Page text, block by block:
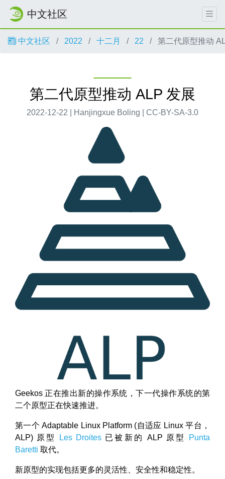
中文社区
中文社区 2022 十二月 22 第二代原型推动
第二代原型推动 ALP 发展
2022-12-22 | Hanjingxue Boling | CC-BY-SA-3.0
Geekos 正在推出新的操作系统，下一代操作系统的第
二个原型正在快速推进。
第一个 Adaptable Linux Platform (自适应 Linux 平台，
ALP) 原型
Les Droites 已被新的 ALP 原型
Punta
Baretti 取代。
新原型的实现包括更多的灵活性、安全性和稳定性。